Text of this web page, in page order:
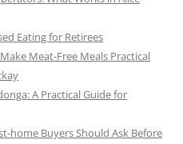
Eating for Retirees
Meat-Free Meals Practical
A Practical Guide for
home Buyers Should Ask Before